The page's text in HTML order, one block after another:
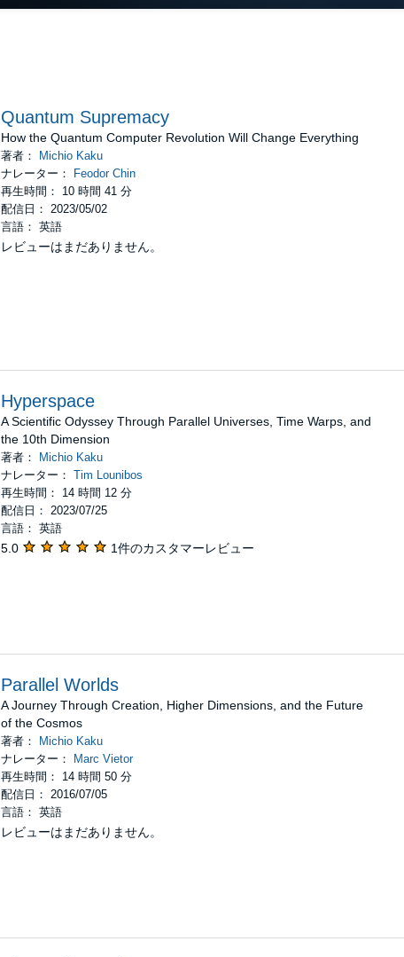
Quantum Supremacy
How the Quantum Computer Revolution Will Change Everything
著者：
Michio Kaku
ナレーター：
Feodor Chin
再生時間： 10 時間 41 分
配信日： 2023/05/02
言語： 英語
レビューはまだありません。
Hyperspace
A Scientific Odyssey Through Parallel Universes, Time Warps, and
the 10th Dimension
著者：
Michio Kaku
ナレーター： Tim Lounibos
再生時間： 14 時間 12 分
配信日： 2023/07/25
言語： 英語
5.0 1件のカスタマーレビュー
Parallel Worlds
A Journey Through Creation, Higher Dimensions, and the Future
of the Cosmos
著者：
Michio Kaku
ナレーター：
Marc Vietor
再生時間： 14 時間 50 分
配信日： 2016/07/05
言語： 英語
レビューはまだありません。